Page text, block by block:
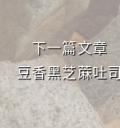
下一篇文章
豆香黑芝蔴吐司